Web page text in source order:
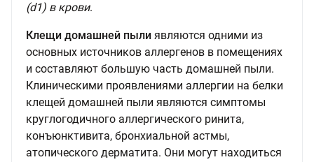
(d1) в крови.
Клещи домашней пыли являются одними из
основных источников аллергенов в помещениях
и составляют большую часть домашней пыли.
Клиническими проявлениями аллергии на белки
клещей домашней пыли являются симптомы
круглогодичного аллергического ринита,
конъюнктивита, бронхиальной астмы,
атопического дерматита. Они могут находиться